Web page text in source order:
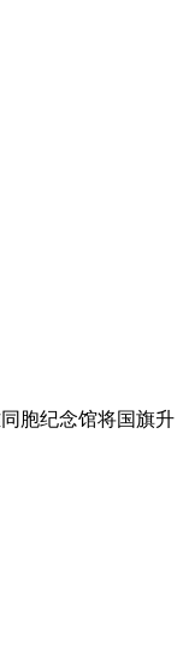
胞纪念馆将国旗升